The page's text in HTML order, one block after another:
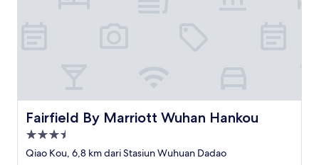
Fairfield By Marriott Wuhan Hankou
Fairfield By Marriott Wuhan Hankou
Properti
bintang
Qiao Kou, 6,8 km dari Stasiun Wuhuan Dadao